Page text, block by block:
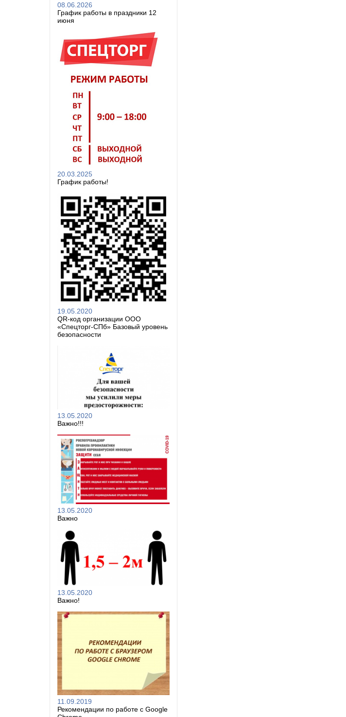
08.06.2026
График работы в праздники 12
июня
20.03.2025
График работы!
19.05.2020
QR-код организации ООО
«Спецторг-СПб» Базовый уровень
безопасности
13.05.2020
Важно!!!
13.05.2020
Важно
13.05.2020
Важно!
11.09.2019
Рекомендации по работе с Google